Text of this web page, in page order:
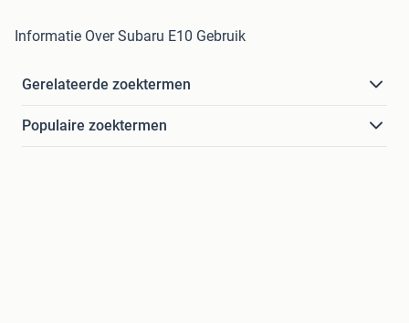
Informatie Over Subaru E10 Gebruik
Gerelateerde zoektermen
Populaire zoektermen